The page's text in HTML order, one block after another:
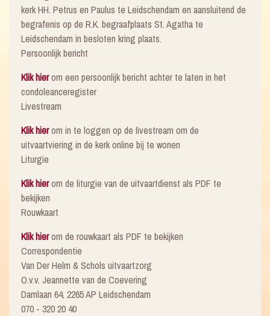
kerk HH. Petrus en Paulus te Leidschendam en aansluitend de
begrafenis op de R.K. begraafplaats St. Agatha te
Leidschendam in besloten kring plaats.
Persoonlijk bericht
Klik hierom een persoonlijk bericht achter te laten in het
condoleanceregister
Livestream
Klik hierom in te loggen op de livestream om de
uitvaartviering in de kerk online bij te wonen
Liturgie
Klik hierom de liturgie van de uitvaartdienst als PDF te
bekijken
Rouwkaart
Klik hierom de rouwkaart als PDF te bekijken
Correspondentie
Van Der Helm & Schols uitvaartzorg
O.v.v. Jeannette van de Coevering
Damlaan 64, 2265 AP Leidschendam
070 - 320 20 40